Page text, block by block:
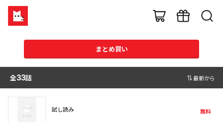
まとめ買い
全33話 最新から
試し読み 無料